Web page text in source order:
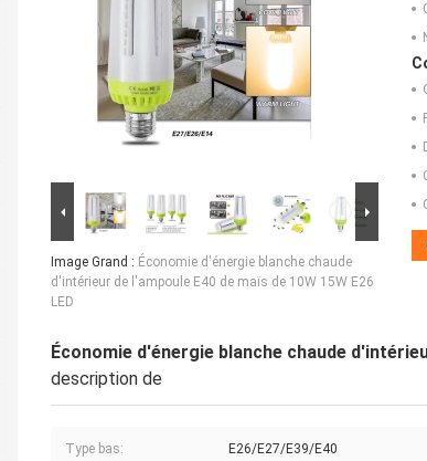
Image Grand : Économie d'énergie blanche chaude
d'intérieur de l'ampoule E40 de maïs de 10W 15W E26
LED
Économie d'énergie blanche chaude
description de
Type bas: E26/E27/E39/E40